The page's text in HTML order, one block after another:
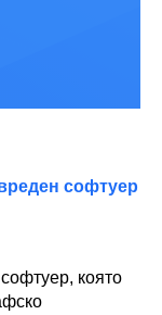
софтуер
която